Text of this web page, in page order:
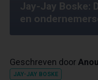
Jay-Jay Boske:
en
Geschreven door
JAY-JAY BOSKE